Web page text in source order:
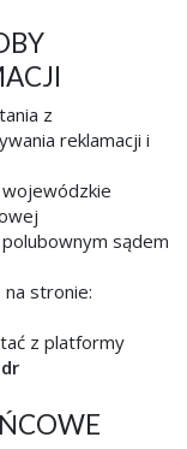
z
reklamacji i
sądem
stronie:
z platformy